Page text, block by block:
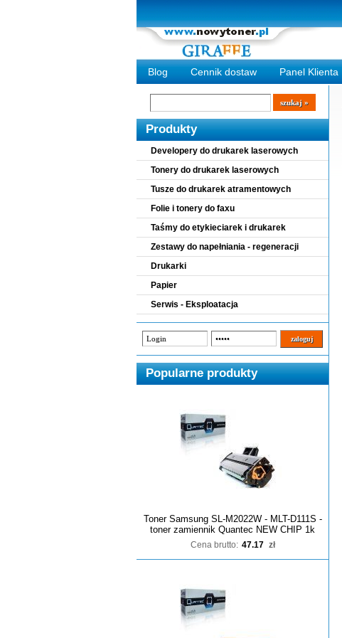
Blog Cennik dostaw Panel Klienta
Wyszukiwarka
szukaj
Produkty
Developery do drukarek laserowych
Tonery do drukarek laserowych
Tusze do drukarek atramentowych
Folie i tonery do faxu
Taśmy do etykieciarek i drukarek
Zestawy do napełniania - regeneracji
Drukarki
Papier
Serwis - Eksploatacja
Popularne produkty
Toner Samsung SL-M2022W - MLT-D111S -
toner zamiennik Quantec NEW CHIP 1k
Cena brutto: 47.17 zł